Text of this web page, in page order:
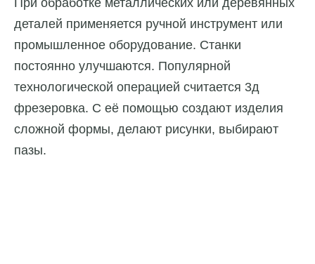
При обработке металлических или деревянных
деталей применяется ручной инструмент или
промышленное оборудование. Станки
постоянно улучшаются. Популярной
технологической операцией считается 3д
фрезеровка. С её помощью создают изделия
сложной формы, делают рисунки, выбирают
пазы.